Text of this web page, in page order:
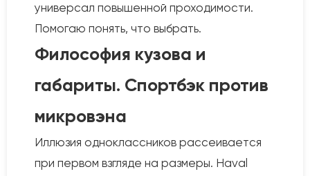
универсал повышенной проходимости.
Помогаю понять, что выбрать.
Философия кузова и
габариты. Спортбэк против
микровэна
Иллюзия одноклассников рассеивается
при первом взгляде на размеры. Haval